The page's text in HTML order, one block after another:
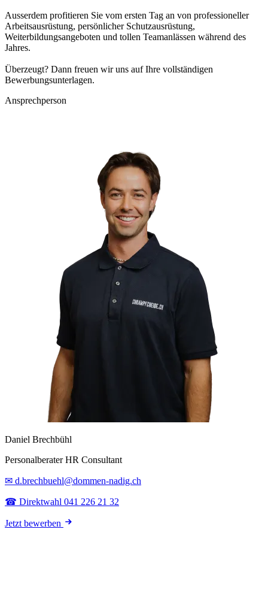
Ausserdem profitieren Sie vom ersten Tag an von professioneller
Arbeitsausrüstung, persönlicher Schutzausrüstung,
Weiterbildungsangeboten und tollen Teamanlässen während des
Jahres.
Überzeugt? Dann freuen wir uns auf Ihre vollständigen
Bewerbungsunterlagen.
Ansprechperson
Daniel Brechbühl
Personalberater HR Consultant
✉ d.brechbuehl@dommen-nadig.ch
☎ Direktwahl 041 226 21 32
Jetzt bewerben